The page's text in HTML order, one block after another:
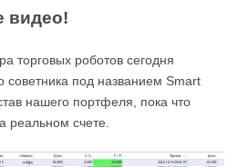
видео!
торговых роботов сегодня
советника под названием Smart
нашего портфеля, пока что
реальном счете.